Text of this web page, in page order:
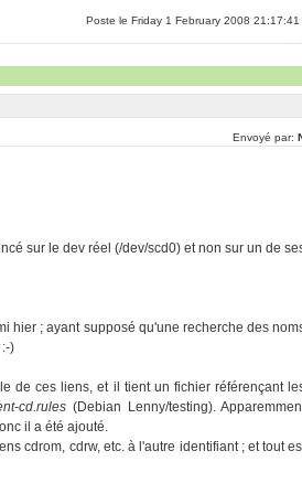
Poste le Friday 1 February 2008 21:17:41
Envoyé par:
sur le dev réel (/dev/scd0) et non sur un de
hier ; ayant supposé qu'une recherche des
)
de ces liens, et il tient un fichier référençant
cd.rules (Debian Lenny/testing).
il a été ajouté.
cdrom, cdrw, etc. à l'autre identifiant ; et tout